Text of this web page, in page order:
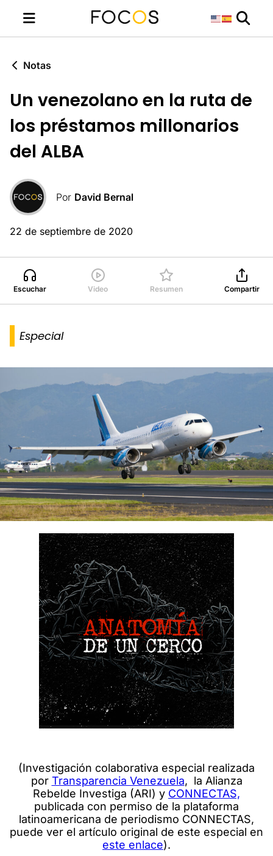
Notas
Un venezolano en la ruta de
los préstamos millonarios
del ALBA
Por David Bernal
22 de septiembre de 2020
Escuchar Video Resumen Compartir
Especial
(Investigación colaborativa especial realizada
por Transparencia Venezuela, la Alianza
Rebelde Investiga (ARI) y CONNECTAS,
publicada con permiso de la plataforma
latinoamericana de periodismo CONNECTAS,
puede ver el artículo original de este especial en
este enlace).